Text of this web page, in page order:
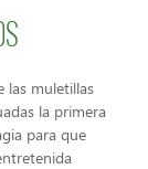
las muletillas
la primera
para que